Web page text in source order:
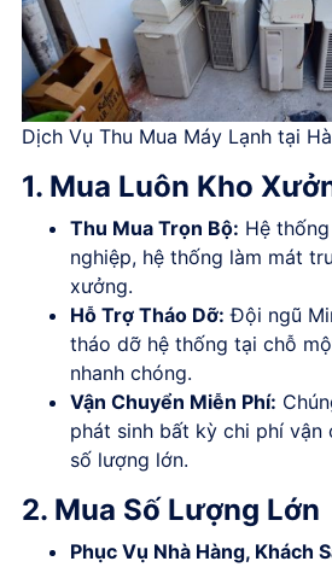
Dịch Vụ Thu Mua Máy Lạnh tại
1. Mua Luôn Kho
Thu Mua Trọn Bộ: Hệ
nghiệp, hệ thống làm mát
xưởng.
Hỗ Trợ Tháo Dỡ: Đội ngũ
tháo dỡ hệ thống tại chỗ
nhanh chóng.
Vận Chuyển Miễn Phí:
phát sinh bất kỳ chi phí vận
số lượng lớn.
2. Mua Số Lượng Lớn
Phục Vụ Nhà Hàng, Khách